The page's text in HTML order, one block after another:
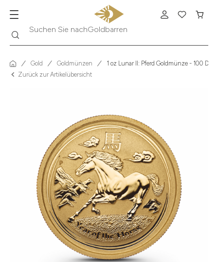
Suchen Sie nach
Gold Goldmünzen
1 oz Lunar II: Pferd Goldmünze - 100
Zurück zur Artikelübersicht